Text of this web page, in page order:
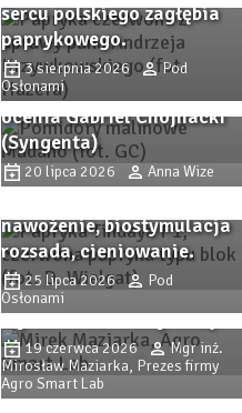
sercu polskiego zagłębia
paprykowego.
3 sierpnia 2026
Pod
Osłonami
Uprawa pomidorów
szklarniowych na
półmetku – stan plantacji
ocenia Gabriel Chojnacki
(Syngenta)
20 lipca 2026 Anna Wize
Zbliża się Przystanek
Papryka 2026! Sprawdzone
odmiany papryki i
nawożenie, biostymulacja
rozsada, cieniowanie.
25 lipca 2026
Pod
Osłonami
Stres termiczny pod
osłonami (cz. 2). Jak
chłodzić rośliny i
stymulować fotosyntezę?
19 czerwca 2026
Mgr inż.
Mirosław Maziarka, Prezes firmy
Agro Smart Lab
Trendy i inspiracje z
Zaborza. Dni Otwarte firmy